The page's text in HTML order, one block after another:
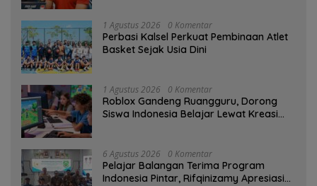
1 Agustus 2026 0 Komentar
Perbasi Kalsel Perkuat Pembinaan Atlet
Basket Sejak Usia Dini
1 Agustus 2026 0 Komentar
Roblox Gandeng Ruangguru, Dorong
Siswa Indonesia Belajar Lewat Kreasi
6 Agustus 2026 0 Komentar
Pelajar Balangan Terima Program
Indonesia Pintar, Rifqinizamy Apresiasi